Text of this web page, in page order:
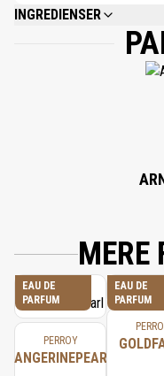
INGREDIENSER
ALCOHOL DENAT., PARFUM
CINNAMAL, CINNAMOMUM
MERE
EAU DE
PARFUM
PERROY
TANGERINEPEARL
EAU DE
PARFUM